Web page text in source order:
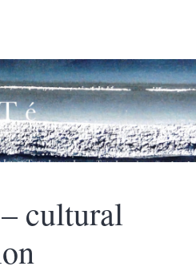
cultural